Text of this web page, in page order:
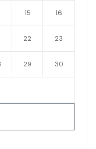
15 16
22 23
29 30